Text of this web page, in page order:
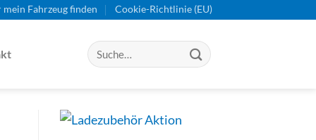
Fahrzeug finden Cookie-Richtlinie (EU)